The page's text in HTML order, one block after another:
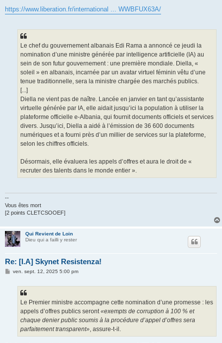
https://www.liberation.fr/international ... WWBFUX63A/
Le chef du gouvernement albanais Edi Rama a annoncé ce jeudi la
nomination d’une ministre générée par intelligence artificielle (IA) au
sein de son futur gouvernement : une première mondiale. Diella, «
soleil » en albanais, incarnée par un avatar virtuel féminin vêtu d’une
tenue traditionnelle, sera la ministre chargée des marchés publics.
[...]
Diella ne vient pas de naître. Lancée en janvier en tant qu’assistante
virtuelle générée par IA, elle aidait jusqu’ici la population à utiliser la
plateforme officielle e-Albania, qui fournit documents officiels et services
divers. Jusqu’ici, Diella a aidé à l’émission de 36 600 documents
numériques et a fourni près d’un millier de services sur la plateforme,
selon les chiffres officiels.
Désormais, elle évaluera les appels d’offres et aura le droit de «
recruter des talents dans le monde entier ».
--
Vous êtes mort
[2 points CLETCSOOEF]
Qui Revient de Loin
Dieu qui a failli y rester
Re: [I.A] Skynet Resistenza!
Mven. sept. 12, 2025 5:00 pm
Le Premier ministre accompagne cette nomination d’une promesse : les
appels d’offres publics seront«exempts de corruption à 100 % et
chaque denier public soumis à la procédure d’appel d’offres sera
parfaitement transparent», assure-t-il.